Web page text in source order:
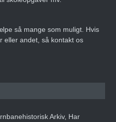
så mange som muligt. Hvis
eller andet, så kontakt os
Arkiv, Har